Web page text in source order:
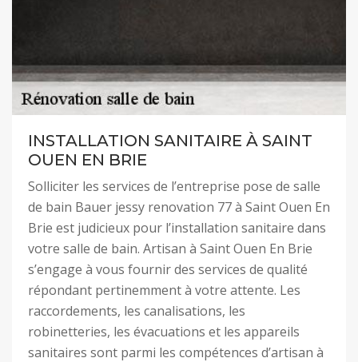
INSTALLATION SANITAIRE À SAINT
OUEN EN BRIE
Solliciter les services de l’entreprise pose de salle
de bain Bauer jessy renovation 77 à Saint Ouen En
Brie est judicieux pour l’installation sanitaire dans
votre salle de bain. Artisan à Saint Ouen En Brie
s’engage à vous fournir des services de qualité
répondant pertinemment à votre attente. Les
raccordements, les canalisations, les
robinetteries, les évacuations et les appareils
sanitaires sont parmi les compétences d’artisan à